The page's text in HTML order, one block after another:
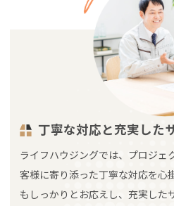
丁寧な対応と充実した
ライフハウジングでは、プロジェ
客様に寄り添った丁寧な対応を心
もしっかりとお応えし、充実した